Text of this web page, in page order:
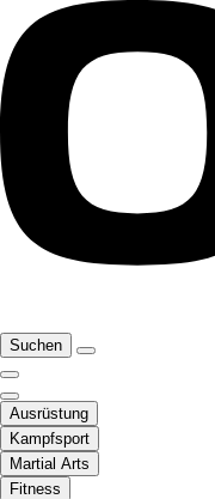
Suchen
Ausrüstung
Kampfsport
Martial Arts
Fitness